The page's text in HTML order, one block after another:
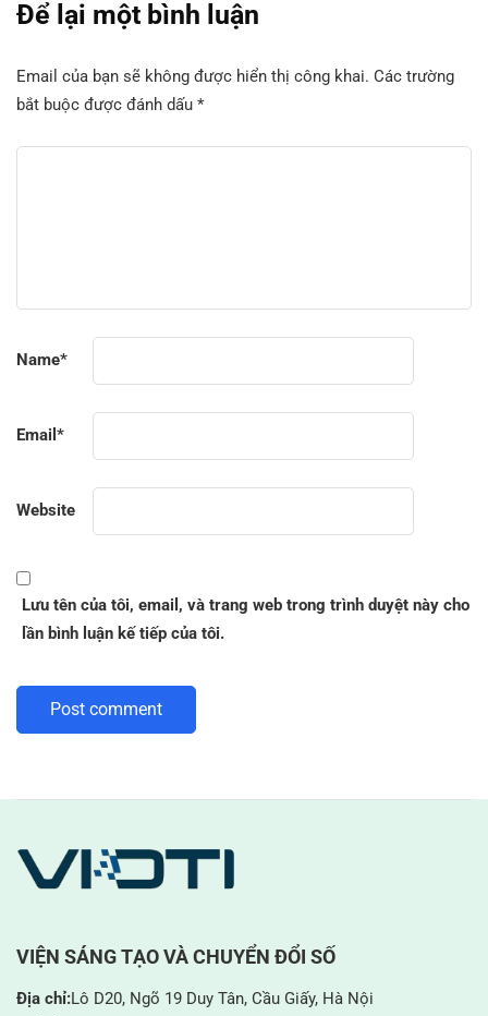
Để lại một bình luận
Email của bạn sẽ không được hiển thị công khai. Các trường
bắt buộc được đánh dấu *
Name*
Email *
Website
Lưu tên của tôi, email, và trang web trong trình duyệt này cho
lần bình luận kế tiếp của tôi.
VIỆN SÁNG TẠO VÀ CHUYỂN ĐỔI SỐ
Địa chỉ:Lô D20, Ngõ 19 Duy Tân, Cầu Giấy, Hà Nội